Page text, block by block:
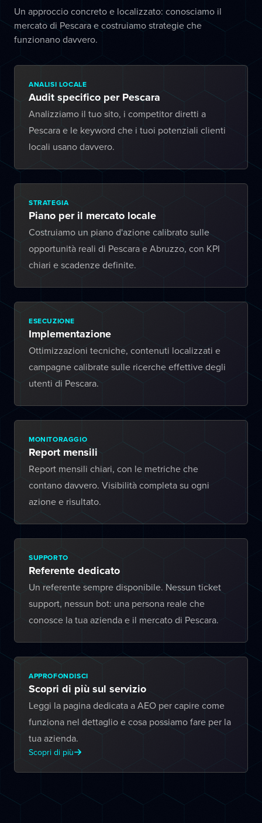
Un approccio concreto e localizzato: conosciamo il
mercato di Pescara e costruiamo strategie che
funzionano davvero.
ANALISI LOCALE
Audit specifico per Pescara
Analizziamo il tuo sito, i competitor diretti a
Pescara e le keyword che i tuoi potenziali clienti
locali usano davvero.
STRATEGIA
Piano per il mercato locale
Costruiamo un piano d'azione calibrato sulle
opportunità reali di Pescara e Abruzzo, con KPI
chiari e scadenze definite.
ESECUZIONE
Implementazione
Ottimizzazioni tecniche, contenuti localizzati e
campagne calibrate sulle ricerche effettive degli
utenti di Pescara.
MONITORAGGIO
Report mensili
Report mensili chiari, con le metriche che
contano davvero. Visibilità completa su ogni
azione e risultato.
SUPPORTO
Referente dedicato
Un referente sempre disponibile. Nessun ticket
support, nessun bot: una persona reale che
conosce la tua azienda e il mercato di Pescara.
APPROFONDISCI
Scopri di più sul servizio
Leggi la pagina dedicata a AEO per capire come
funziona nel dettaglio e cosa possiamo fare per la
tua azienda.
Scopri di più